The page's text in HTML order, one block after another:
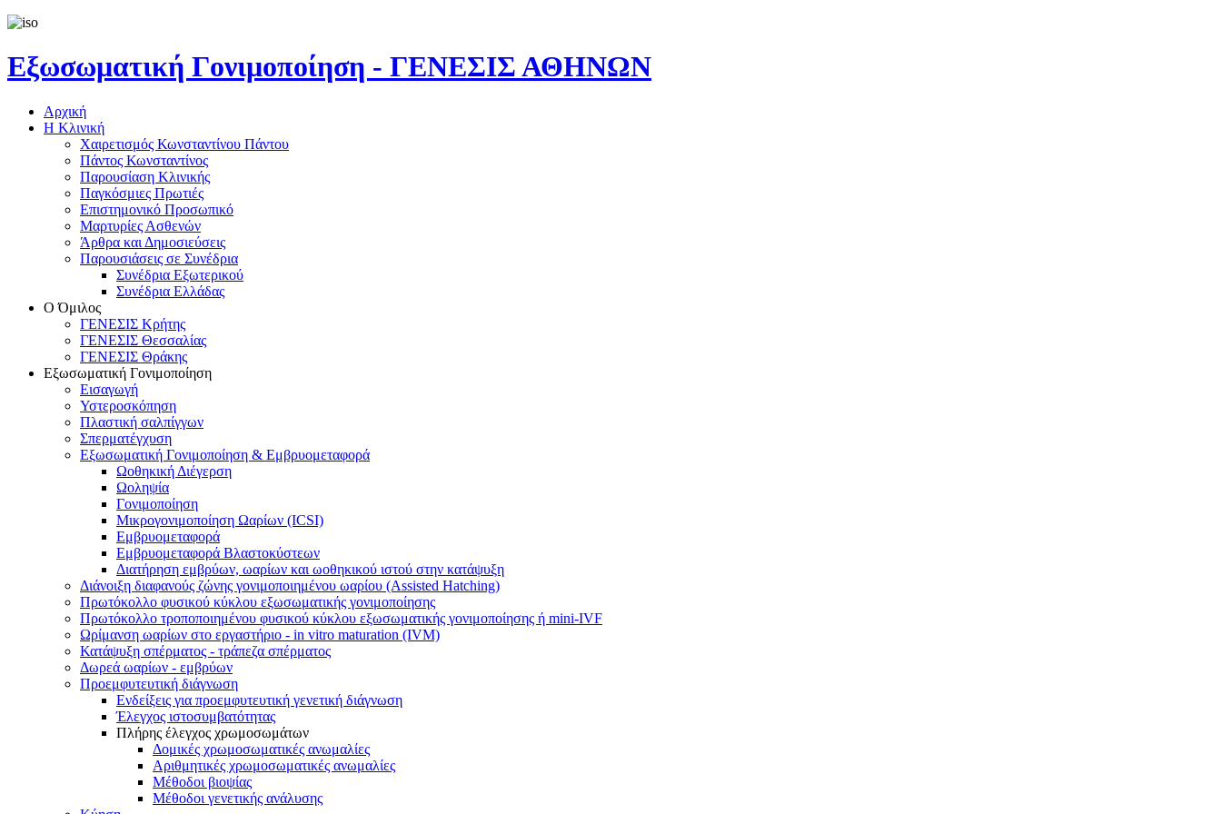
Εξωσωματική Γονιμοποίηση - ΓΕΝΕΣΙΣ ΑΘΗΝΩΝ
Αρχική
Η Κλινική
Χαιρετισμός Κωνσταντίνου Πάντου
Πάντος Κωνσταντίνος
Παρουσίαση Κλινικής
Παγκόσμιες Πρωτιές
Επιστημονικό Προσωπικό
Μαρτυρίες Ασθενών
Άρθρα και Δημοσιεύσεις
Παρουσιάσεις σε Συνέδρια
Συνέδρια Εξωτερικού
Συνέδρια Ελλάδας
Ο Όμιλος
ΓΕΝΕΣΙΣ Κρήτης
ΓΕΝΕΣΙΣ Θεσσαλίας
ΓΕΝΕΣΙΣ Θράκης
Εξωσωματική Γονιμοποίηση
Εισαγωγή
Υστεροσκόπηση
Πλαστική σαλπίγγων
Σπερματέγχυση
Εξωσωματική Γονιμοποίηση & Εμβρυομεταφορά
Ωοθηκική Διέγερση
Ωοληψία
Γονιμοποίηση
Μικρογονιμοποίηση Ωαρίων (ICSI)
Εμβρυομεταφορά
Εμβρυομεταφορά Βλαστοκύστεων
Διατήρηση εμβρύων, ωαρίων και ωοθηκικού ιστού στην κατάψυξη
Διάνοιξη διαφανούς ζώνης γονιμοποιημένου ωαρίου (Assisted Hatching)
Πρωτόκολλο φυσικού κύκλου εξωσωματικής γονιμοποίησης
Πρωτόκολλο τροποποιημένου φυσικού κύκλου εξωσωματικής γονιμοποίησης ή mini-IVF
Ωρίμανση ωαρίων στο εργαστήριο - in vitro maturation (IVM)
Κατάψυξη σπέρματος - τράπεζα σπέρματος
Δωρεά ωαρίων - εμβρύων
Προεμφυτευτική διάγνωση
Ενδείξεις για προεμφυτευτική γενετική διάγνωση
Έλεγχος ιστοσυμβατότητας
Πλήρης έλεγχος χρωμοσωμάτων
Δομικές χρωμοσωματικές ανωμαλίες
Αριθμητικές χρωμοσωματικές ανωμαλίες
Μέθοδοι βιοψίας
Mέθοδοι γενετικής ανάλυσης